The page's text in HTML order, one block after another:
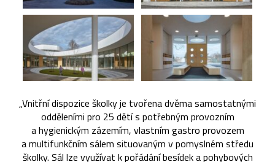
„Vnitřní dispozice školky je tvořena dvěma samostatnými
odděleními pro 25 dětí s potřebným provozním
a hygienickým zázemím, vlastním gastro provozem
a multifunkčním sálem situovaným v pomyslném středu
školky. Sál lze využívat k pořádání besídek a pohybových